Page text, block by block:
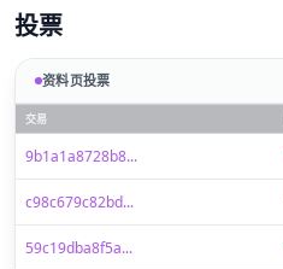
投票
资料页投票
交易
9b1a1a8728b8...
c98c679c82bd...
59c19dba8f5a...